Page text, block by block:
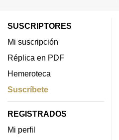
SUSCRIPTORES
Mi suscripción
Réplica en PDF
Hemeroteca
Suscríbete
REGISTRADOS
Mi perfil